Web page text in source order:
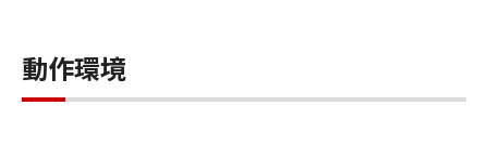
RESPONSIBLE FOR MAINTAINING OR
HELPING YOU TO USE THE SOFTWARE, OR
動作環境